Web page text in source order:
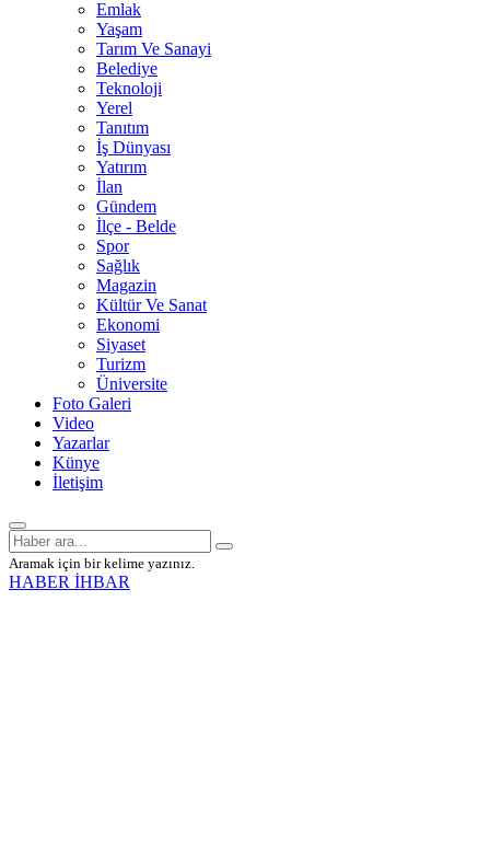
Emlak
Yaşam
Tarım Ve Sanayi
Belediye
Teknoloji
Yerel
Tanıtım
İş Dünyası
Yatırım
İlan
Gündem
İlçe - Belde
Spor
Sağlık
Magazin
Kültür Ve Sanat
Ekonomi
Siyaset
Turizm
Üniversite
Foto Galeri
Video
Yazarlar
Künye
İletişim
Aramak için bir kelime yazınız.
HABER İHBAR